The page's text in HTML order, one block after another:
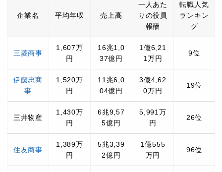
企業名 平均年収 売上高
一人あた
りの役員
報酬
転職人気
ランキン
グ
三菱商事
1,607万
円
16兆1,0
37億円
1億6,21
1万円
9位
伊藤忠商
事
1,520万
円
11兆6,0
04億円
3億4,62
0万円
19位
三井物産
1,430万
円
6兆9,57
5億円
5,991万
円
26位
住友商事
1,389万
円
5兆3,39
2億円
1億555
万円
96位